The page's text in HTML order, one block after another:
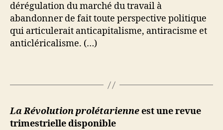
dérégulation du marché du travail à
abandonner de fait toute perspective politique
qui articulerait anticapitalisme, antiracisme et
anticléricalisme. (…)
La Révolution prolétarienneest une revue
trimestrielle disponible